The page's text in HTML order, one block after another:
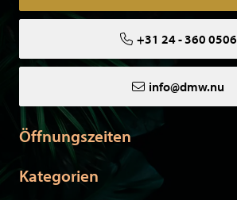
+31 24 - 360 0506
info@dmw.nu
Öffnungszeiten
Kategorien